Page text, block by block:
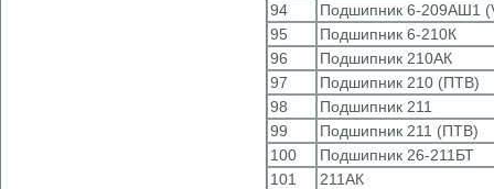
94
Подшипник 6-209АШ1
95
Подшипник 6-210К
96
Подшипник 210АК
97
Подшипник 210 (ПТВ)
98
Подшипник 211
99
Подшипник 211 (ПТВ)
100
Подшипник 26-211БТ
101
211АК